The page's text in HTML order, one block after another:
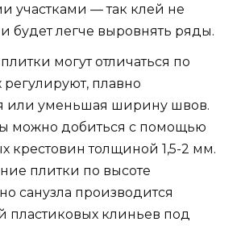
участками — так клей не
и будет легче выровнять ряды.
могут отличаться по
регулируют, плавно
или уменьшая ширину швов.
можно добиться с помощью
крестовин толщиной 1,5-2 мм.
плитки по высоте
санузла производится
пластиковых клиньев под